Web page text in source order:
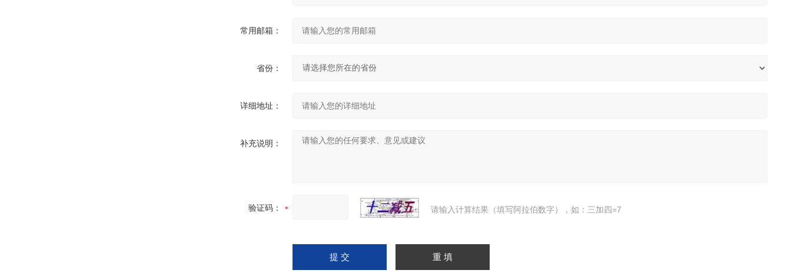
常用邮箱：
省份：
详细地址：
补充说明：
验证码： 请输入计算结果（填写阿拉伯数字），如：三加四=7